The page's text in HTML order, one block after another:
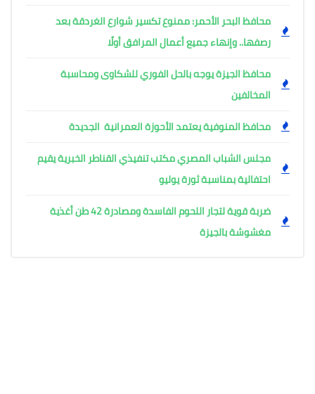
محافظ البحر الأحمر: ممنوع تكسير شوارع الغردقة بعد
رصفها.. وإنهاء جميع أعمال المرافق أولًا
محافظ الجيزة يوجه بالحل الفوري للشكاوى ومحاسبة
المخالفين
محافظ المنوفية يعتمد الأحوزة العمرانية الجديدة
مجلس الشباب المصري مكتب تنفيذي القناطر الخبرية يقيم
احتفالية بمناسبة ثورة يوليو
ضربة قوية لتجار اللحوم الفاسدة ومصادرة 42 طن أغذية
مغشوشة بالجيزة